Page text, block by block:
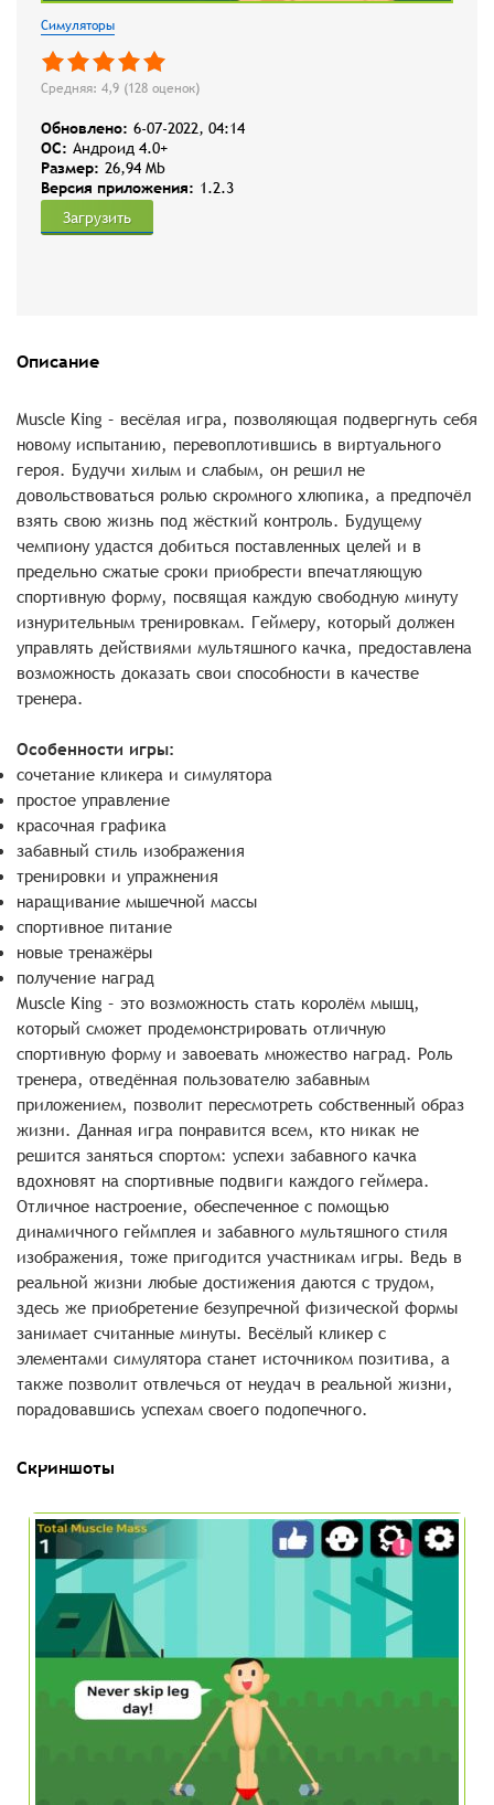
Симуляторы
Средняя: 4,9 (128 оценок)
Обновлено: 6-07-2022, 04:14
OC: Андроид 4.0+
Размер: 26,94 Mb
Версия приложения: 1.2.3
Загрузить
Описание
Muscle King – весёлая игра, позволяющая подвергнуть себя
новому испытанию, перевоплотившись в виртуального
героя. Будучи хилым и слабым, он решил не
довольствоваться ролью скромного хлюпика, а предпочёл
взять свою жизнь под жёсткий контроль. Будущему
чемпиону удастся добиться поставленных целей и в
предельно сжатые сроки приобрести впечатляющую
спортивную форму, посвящая каждую свободную минуту
изнурительным тренировкам. Геймеру, который должен
управлять действиями мультяшного качка, предоставлена
возможность доказать свои способности в качестве
тренера.
Особенности игры:
сочетание кликера и симулятора
простое управление
красочная графика
забавный стиль изображения
тренировки и упражнения
наращивание мышечной массы
спортивное питание
новые тренажёры
получение наград
Muscle King – это возможность стать королём мышц,
который сможет продемонстрировать отличную
спортивную форму и завоевать множество наград. Роль
тренера, отведённая пользователю забавным
приложением, позволит пересмотреть собственный образ
жизни. Данная игра понравится всем, кто никак не
решится заняться спортом: успехи забавного качка
вдохновят на спортивные подвиги каждого геймера.
Отличное настроение, обеспеченное с помощью
динамичного геймплея и забавного мультяшного стиля
изображения, тоже пригодится участникам игры. Ведь в
реальной жизни любые достижения даются с трудом,
здесь же приобретение безупречной физической формы
занимает считанные минуты. Весёлый кликер с
элементами симулятора станет источником позитива, а
также позволит отвлечься от неудач в реальной жизни,
порадовавшись успехам своего подопечного.
Скриншоты